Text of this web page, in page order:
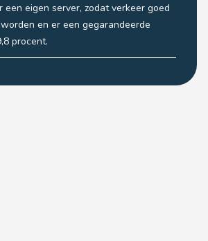
een eigen server, zodat verkeer goed
en er een gegarandeerde
procent.